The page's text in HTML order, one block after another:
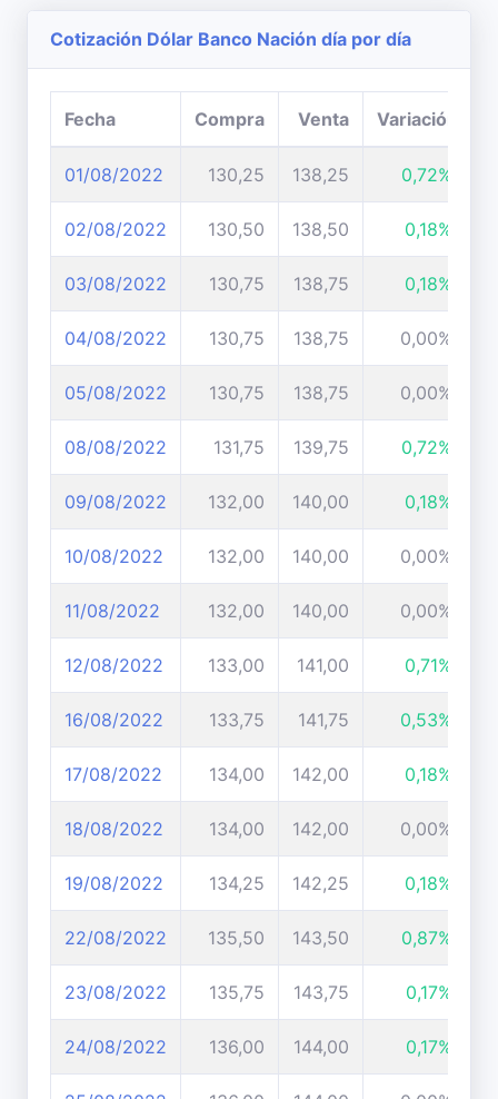
Cotización Dólar Banco Nación día por día
Fecha Compra Venta Variación
01/08/2022 130,25 138,25 0,72%
02/08/2022 130,50 138,50 0,18%
03/08/2022 130,75 138,75 0,18%
04/08/2022 130,75 138,75 0,00%
05/08/2022 130,75 138,75 0,00%
08/08/2022 131,75 139,75 0,72%
09/08/2022 132,00 140,00 0,18%
10/08/2022 132,00 140,00 0,00%
11/08/2022 132,00 140,00 0,00%
12/08/2022 133,00 141,00 0,71%
16/08/2022 133,75 141,75 0,53%
17/08/2022 134,00 142,00 0,18%
18/08/2022 134,00 142,00 0,00%
19/08/2022 134,25 142,25 0,18%
22/08/2022 135,50 143,50 0,87%
23/08/2022 135,75 143,75 0,17%
24/08/2022 136,00 144,00 0,17%